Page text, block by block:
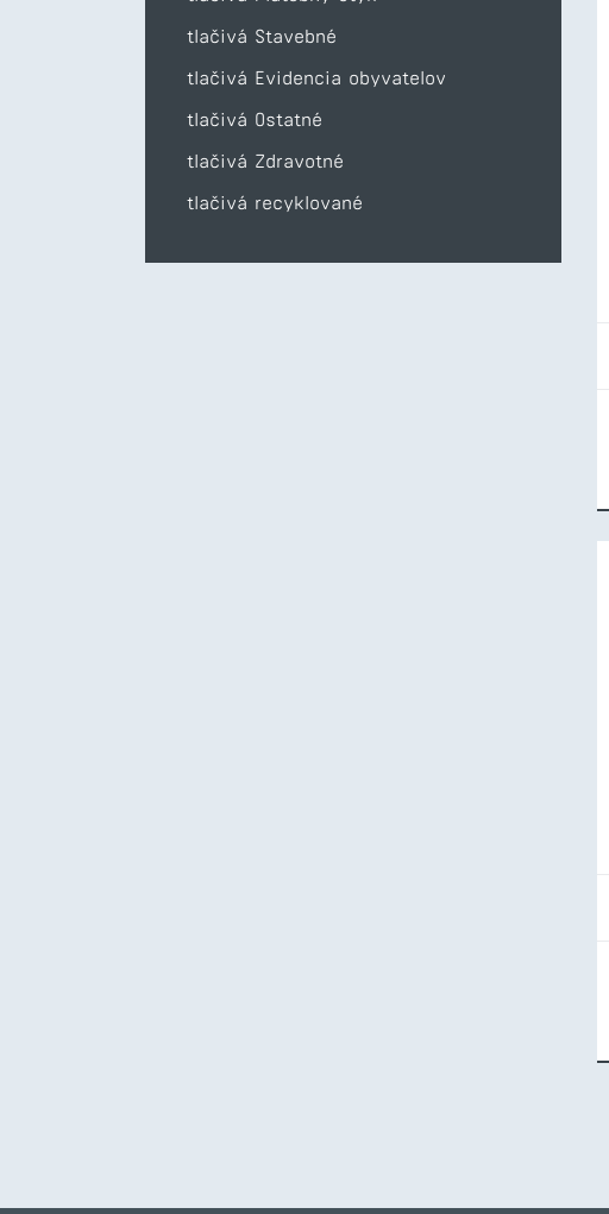
tlačivá Stavebné
tlačivá Evidencia obyvatelov
tlačivá Ostatné
tlačivá Zdravotné
tlačivá recyklované